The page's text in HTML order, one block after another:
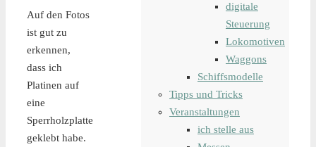
Auf den Fotos
ist gut zu
erkennen,
dass ich
Platinen auf
eine
Sperrholzplatte
geklebt habe.
digitale
Steuerung
Lokomotiven
Waggons
Schiffsmodelle
Tipps und Tricks
Veranstaltungen
ich stelle aus